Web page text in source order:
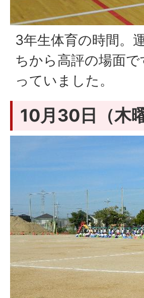
3年生体育の時間。
ちから高評の場面
っていました。
10月30日（木